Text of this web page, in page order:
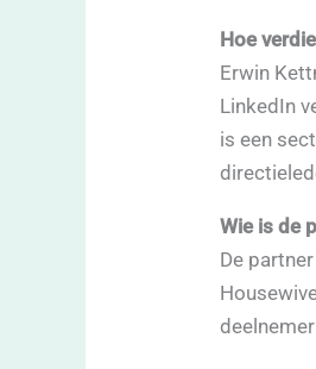
Hoe
Erwin
LinkedIn
is een
Wie is de
De